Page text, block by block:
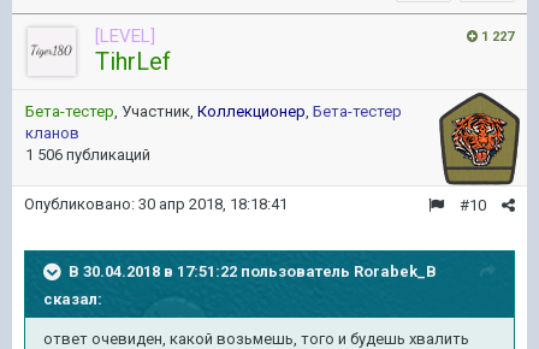
1 227
[LEVEL]
TihrLef
Бета-тестер, Участник, Коллекционер, Бета-тестер
кланов
1 506 публикаций
#10
Опубликовано: 30 апр 2018, 18:18:41
В 30.04.2018 в 17:51:22 пользователь Rorabek_B
сказал:
ответ очевиден, какой возьмешь, того и будешь хвалить